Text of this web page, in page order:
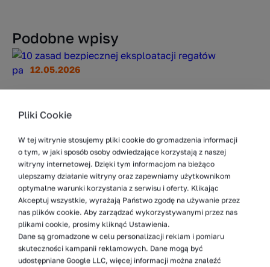
Podobne wpisy
12.05.2026
paletowych
masywnych i pozornie stabilnych elementów
infrastruktury magazynowej. Z tego powodu
bywają też najbardziej niedoceniane pod
względem ryzyka. Projektuje...
Więcej
Pliki Cookie
W tej witrynie stosujemy pliki cookie do gromadzenia informacji
o tym, w jaki sposób osoby odwiedzające korzystają z naszej
witryny internetowej. Dzięki tym informacjom na bieżąco
ulepszamy działanie witryny oraz zapewniamy użytkownikom
optymalne warunki korzystania z serwisu i oferty. Klikając
Akceptuj wszystkie, wyrażają Państwo zgodę na używanie przez
nas plików cookie. Aby zarządzać wykorzystywanymi przez nas
plikami cookie, prosimy kliknąć Ustawienia.
Dane są gromadzone w celu personalizacji reklam i pomiaru
skuteczności kampanii reklamowych. Dane mogą być
udostępniane Google LLC, więcej informacji można znaleźć